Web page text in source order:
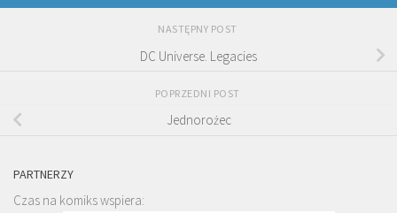
NASTĘPNY POST
DC Universe. Legacies
POPRZEDNI POST
Jednorożec
PARTNERZY
Czas na komiks wspiera: